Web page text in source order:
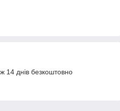
14 днів безкоштовно